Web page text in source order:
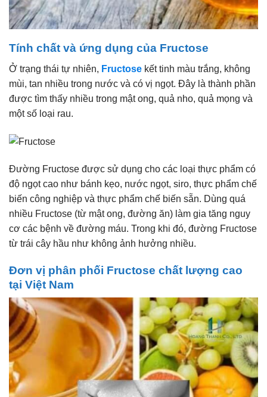
Tính chất và ứng dụng của Fructose
Ở trạng thái tự nhiên, Fructose kết tinh màu trắng, không
mùi, tan nhiều trong nước và có vị ngọt. Đây là thành phần
được tìm thấy nhiều trong mật ong, quả nho, quả mọng và
một số loại rau.
Đường Fructose được sử dụng cho các loại thực phẩm có
độ ngọt cao như bánh kẹo, nước ngọt, siro, thực phẩm chế
biến công nghiệp và thực phẩm chế biến sẵn. Dùng quá
nhiều Fructose (từ mật ong, đường ăn) làm gia tăng nguy
cơ các bệnh về đường máu. Trong khi đó, đường Fructose
từ trái cây hầu như không ảnh hưởng nhiều.
Đơn vị phân phối Fructose chất lượng cao
tại Việt Nam